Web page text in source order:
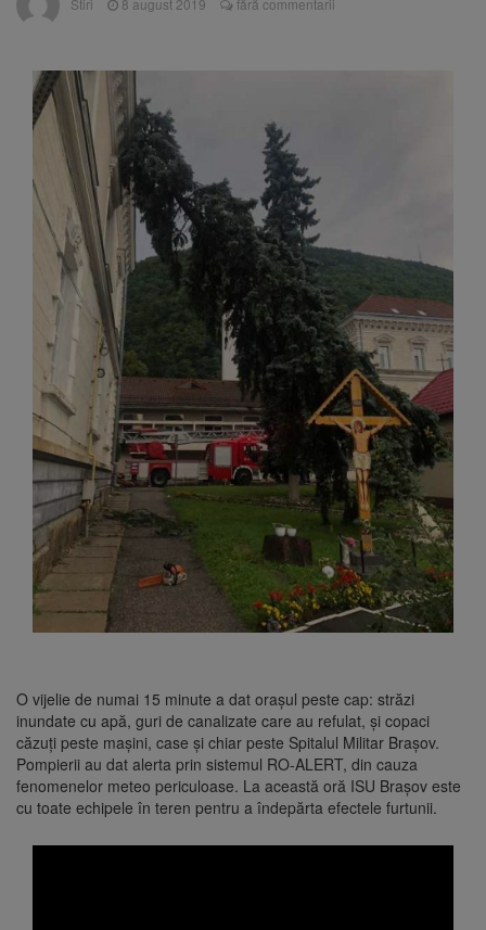
are loc între 14 și 16 august
veniturile activelor rusești înghețate
6 august 2026
în unele benzinării
6 august 2026
Fuego vine la Zărnești.
Recital special pe scena Festivalului „Ecoul
Pietrei Craiului”, pe 2 octombrie
Stiri 8 august 2019 fără commentarii
O vijelie de numai 15 minute a dat orașul peste cap: străzi
inundate cu apă, guri de canalizate care au refulat, și copaci
căzuți peste mașini, case și chiar peste Spitalul Militar Brașov.
Pompierii au dat alerta prin sistemul RO-ALERT, din cauza
fenomenelor meteo periculoase. La această oră ISU Brașov este
cu toate echipele în teren pentru a îndepărta efectele furtunii.